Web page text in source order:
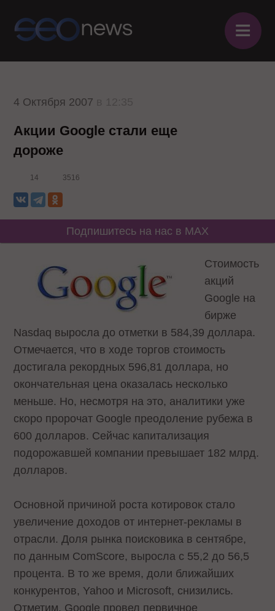
≡
4 Октября 2007
Акции Google стали еще
дороже
14 3516
Подпишитесь на нас в MAX
Стоимость
акций
Google на
бирже
Nasdaq выросла до отметки в 584,39 доллара.
Отмечается, что в ходе торгов стоимость
достигала рекордных 596,81 доллара, но
окончательная цена оказалась несколько
меньше. Но, несмотря на это, аналитики уже
скоро пророчат Google преодоление рубежа в
600 долларов. Сейчас капитализация
подорожавшей компании превышает 182 млрд.
долларов.
Основной причиной роста котировок стало
увеличение доходов от интернет-рекламы в
отрасли. Доля рынка поисковика в сентябре,
по данным ComScore, выросла с 55,2 до 56,5
процента. В то же время, доли ближайших
конкурентов, Yahoo и Microsoft, снизились.
Отметим, Google провел первичное